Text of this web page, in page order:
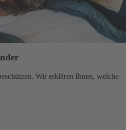
Wir erklären Ihnen, welche